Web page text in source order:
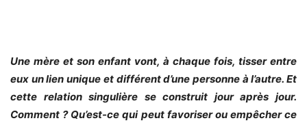
Une mère et son enfant vont, à chaque fois, tisser entre
eux un lien unique et différent d’une personne à l’autre. Et
cette relation singulière se construit jour après jour.
Comment ? Qu’est-ce qui peut favoriser ou empêcher ce